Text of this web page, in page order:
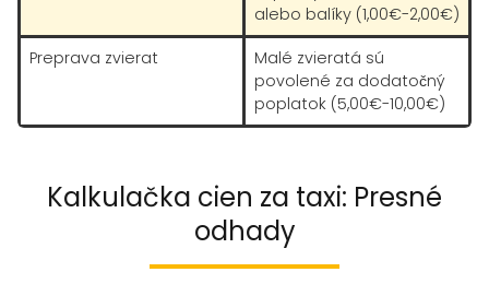
alebo balíky (1,00€-2,00€)
Preprava zvierat
Malé zvieratá sú
povolené za dodatočný
poplatok (5,00€-10,00€)
Kalkulačka cien za taxi: Presné
odhady